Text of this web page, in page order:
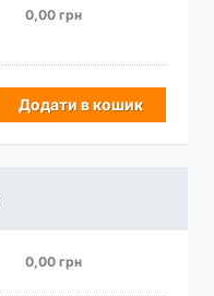
0,00 грн
Додати в кошик
0,00 грн